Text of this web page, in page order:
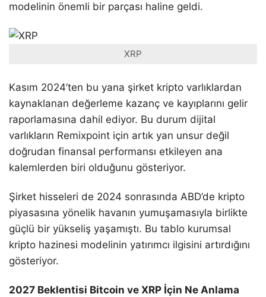
modelinin önemli bir parçası haline geldi.
XRP
Kasım 2024’ten bu yana şirket kripto varlıklardan
kaynaklanan değerleme kazanç ve kayıplarını gelir
raporlamasına dahil ediyor. Bu durum dijital
varlıkların Remixpoint için artık yan unsur değil
doğrudan finansal performansı etkileyen ana
kalemlerden biri olduğunu gösteriyor.
Şirket hisseleri de 2024 sonrasında ABD’de kripto
piyasasına yönelik havanın yumuşamasıyla birlikte
güçlü bir yükseliş yaşamıştı. Bu tablo kurumsal
kripto hazinesi modelinin yatırımcı ilgisini artırdığını
gösteriyor.
2027 Beklentisi Bitcoin ve XRP İçin Ne Anlama